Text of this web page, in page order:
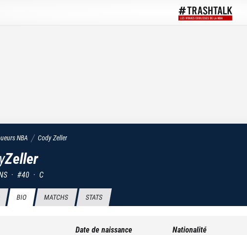
Actu NBA
NBA CodyZeller
Zeller
· #40 · C
BIO MATCHS STATS
Date de naissance
Nationalité